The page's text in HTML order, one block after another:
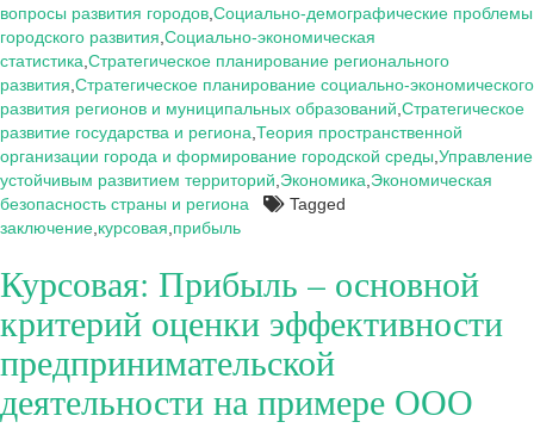
основной
критерий
оценки
эффективности
предпринимательской
деятельности
на
примере
ООО
«Фитнес
нк»
вопросы развития городов Социально-демографические проблемы
городского развития Социально-экономическая
статистика Стратегическое планирование регионального
развития Стратегическое планирование социально-экономического
развития регионов и муниципальных образований Стратегическое
развитие государства и региона Теория пространственной
организации города и формирование городской среды Управление
устойчивым развитием территорий Экономика Экономическая
безопасность страны и региона
Tagged
заключение курсовая прибыль
Курсовая: Прибыль – основной
критерий оценки эффективности
предпринимательской
деятельности на примере ООО